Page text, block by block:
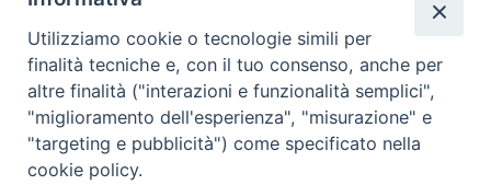
Scrivici
Copyright © 2019 - Tutti i diritti riservati - Vita
Utilizziamo cookie o tecnologie simili per
finalità tecniche e, con il tuo consenso, anche per
altre finalità ("interazioni e funzionalità semplici",
"miglioramento dell'esperienza", "misurazione" e
"targeting e pubblicità") come specificato nella
cookie policy.